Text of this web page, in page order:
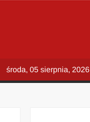
środa, 05 sierpnia, 2026